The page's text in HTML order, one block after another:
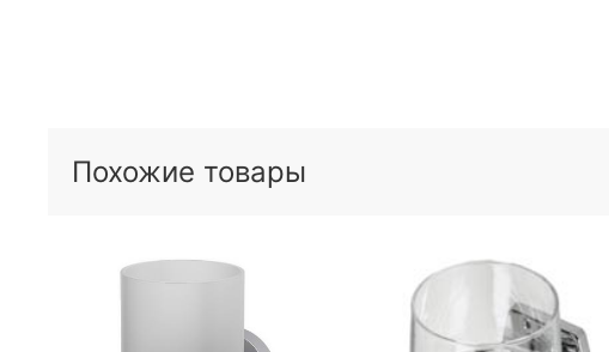
Похожие товары